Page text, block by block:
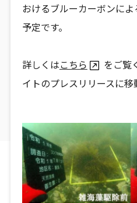
おけるブルーカーボンに
予定です。
詳しくはこちら
をご覧
イトのプレスリリースに移